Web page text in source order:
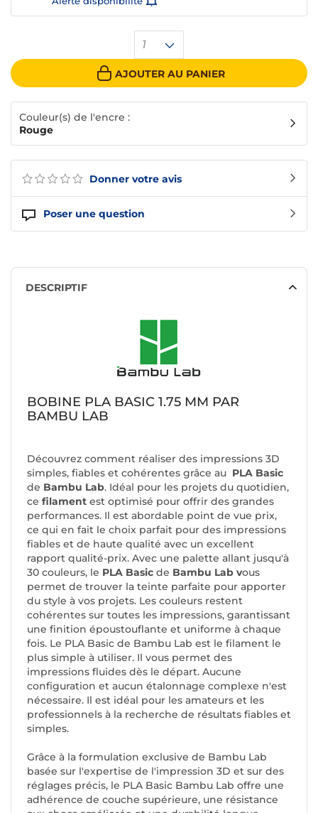
Donner votre avis
Poser une question
1
AJOUTER AU PANIER
Couleur(s) de l'encre :
Rouge
DESCRIPTIF
BOBINE PLA BASIC 1.75 MM PAR
BAMBU LAB
Découvrez comment réaliser des impressions 3D
simples, fiables et cohérentes grâce au PLA Basic
de Bambu Lab. Idéal pour les projets du quotidien,
ce filament est optimisé pour offrir des grandes
performances. Il est abordable point de vue prix,
ce qui en fait le choix parfait pour des impressions
fiables et de haute qualité avec un excellent
rapport qualité-prix. Avec une palette allant jusqu'à
30 couleurs, le PLA Basic de Bambu Lab vous
permet de trouver la teinte parfaite pour apporter
du style à vos projets. Les couleurs restent
cohérentes sur toutes les impressions, garantissant
une finition époustouflante et uniforme à chaque
fois. Le PLA Basic de Bambu Lab est le filament le
plus simple à utiliser. Il vous permet des
impressions fluides dès le départ. Aucune
configuration et aucun étalonnage complexe n'est
nécessaire. Il est idéal pour les amateurs et les
professionnels à la recherche de résultats fiables et
simples.
Grâce à la formulation exclusive de Bambu Lab
basée sur l'expertise de l'impression 3D et sur des
réglages précis, le PLA Basic Bambu Lab offre une
adhérence de couche supérieure, une résistance